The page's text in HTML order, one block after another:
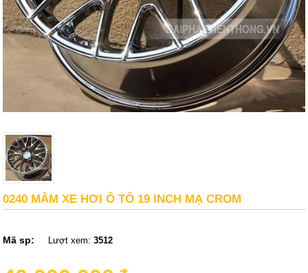
0240 MÂM XE HƠI Ô TÔ 19 INCH MẠ CROM
Mã sp: Lượt xem:3512